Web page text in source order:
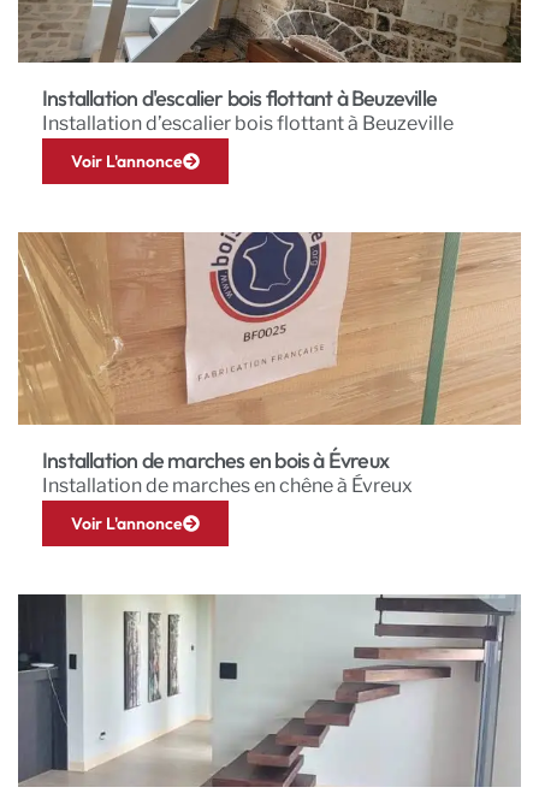
Installation d'escalier bois flottant à Beuzeville
Installation d’escalier bois flottant à Beuzeville
Voir L'annonce
Installation de marches en bois à Évreux
Installation de marches en chêne à Évreux
Voir L'annonce